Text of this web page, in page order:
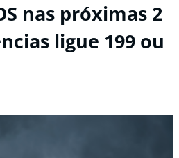
nas próximas 2
ligue 199 ou